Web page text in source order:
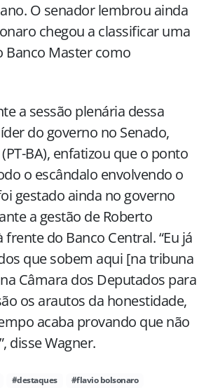
O senador lembrou ainda
chegou a classificar uma
Banco Master como
a sessão plenária dessa
do governo no Senado,
BA), enfatizou que o ponto
o escândalo envolvendo o
gestado ainda no governo
a gestão de Roberto
do Banco Central. “Eu já
que sobem aqui [na tribuna
Câmara dos Deputados para
os arautos da honestidade,
acaba provando que não
disse Wagner.
#destaques
#flavio bolsonaro